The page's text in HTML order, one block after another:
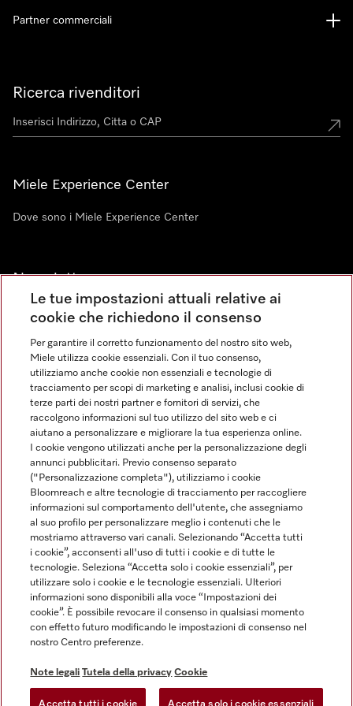
Ricerca rivenditori
Miele Experience Center
Dove sono i Miele Experience Center
Newsletter
Linguaggio
ITALIANO
Partner commerciali
Note Legali
Tutela della privacy
Miele su YoutubeMiele su Instagram
Miele su Facebook
Miele on Pinterest
Miele su LinkedIn
Le tue impostazioni attuali relative ai
cookie che richiedono il consenso
Per garantire il corretto funzionamento del nostro sito web,
Miele utilizza cookie essenziali. Con il tuo consenso,
utilizziamo anche cookie non essenziali e tecnologie di
tracciamento per scopi di marketing e analisi, inclusi cookie di
terze parti dei nostri partner e fornitori di servizi, che
raccolgono informazioni sul tuo utilizzo del sito web e ci
aiutano a personalizzare e migliorare la tua esperienza online.
I cookie vengono utilizzati anche per la personalizzazione degli
annunci pubblicitari. Previo consenso separato
("Personalizzazione completa"), utilizziamo i cookie
Bloomreach e altre tecnologie di tracciamento per raccogliere
informazioni sul comportamento dell'utente, che assegniamo
al suo profilo per personalizzare meglio i contenuti che le
mostriamo attraverso vari canali. Selezionando “Accetta tutti
i cookie”, acconsenti all'uso di tutti i cookie e di tutte le
tecnologie. Seleziona “Accetta solo i cookie essenziali”, per
utilizzare solo i cookie e le tecnologie essenziali. Ulteriori
informazioni sono disponibili alla voce “Impostazioni dei
cookie”. È possibile revocare il consenso in qualsiasi momento
con effetto futuro modificando le impostazioni di consenso nel
nostro Centro preferenze.
Note legali Tutela della privacy Cookie